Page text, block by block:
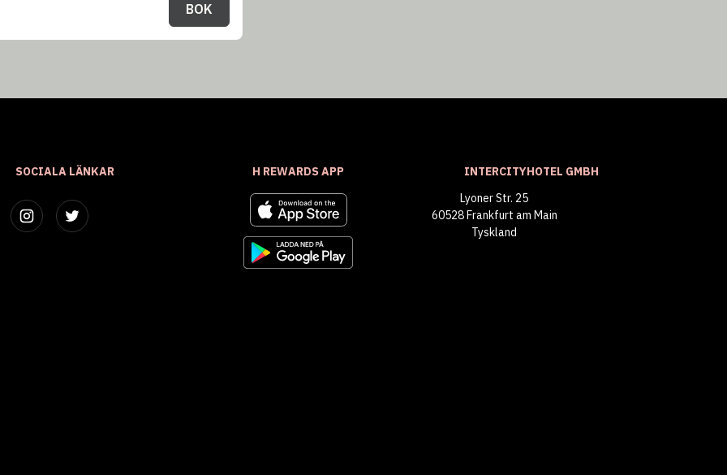
BOK
SOCIALA LÄNKAR H REWARDS APP
INTERCITYHOTEL GMBH
Lyoner Str. 25
60528 Frankfurt am Main
Tyskland